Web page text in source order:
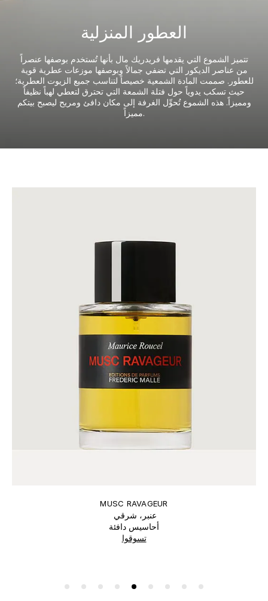
العطور المنزلية
تتميز الشموع التي يقدمها فريدريك مال بأنها تُستخدم بوصفها عنصراً
من عناصر الديكور التي تضفي جمالاً وبوصفها موزعات عطرية قوية
للعطور. صممت المادة الشمعية خصيصاً لتناسب جميع الزيوت العطرية؛
حيث تسكب يدوياً حول فتلة الشمعة التي تحترق لتعطي لهباً نظيفاً
ومميزاً. هذه الشموع تُحوِّل الغرفة إلى مكان دافئ ومريح ليصبح بيتكم
مميزاً.
MUSC RAVAGEUR
عنبر، شرقي
أحاسيس دافئة
تسوقوا